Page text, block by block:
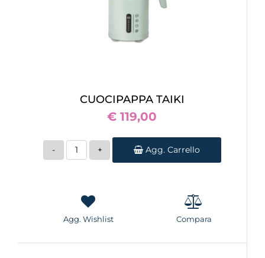
CUOCIPAPPA TAIKI
€ 119,00
Quantità
Agg. Carrello
Agg. Wishlist Compara